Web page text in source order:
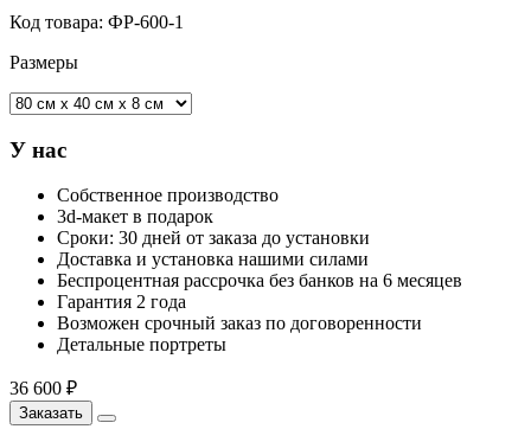
Код товара: ФР-600-1
Размеры
У нас
Собственное производство
3d-макет в подарок
Сроки: 30 дней от заказа до установки
Доставка и установка нашими силами
Беспроцентная рассрочка без банков на 6 месяцев
Гарантия 2 года
Возможен срочный заказ по договоренности
Детальные портреты
36 600 ₽
Заказать